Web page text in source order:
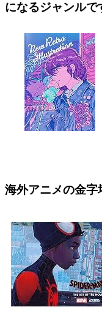
になるジャンルで
海外アニメの金字